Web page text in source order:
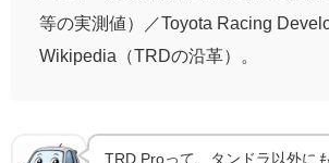
等の実測値）／Toyota Racing
Wikipedia（TRDの沿革）。
TRD Proって、タンドラ以外に